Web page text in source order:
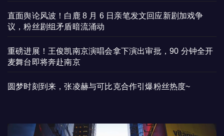
直面舆论风波！白鹿 8 月 6 日亲笔发文回应新剧加戏争
议，粉丝剧组矛盾暗流涌动
重磅进展！王俊凯南京演唱会拿下演出审批，90 分钟全开
麦舞台即将奔赴南京
圆梦时刻到来，张凌赫与可比克合作引爆粉丝热度~